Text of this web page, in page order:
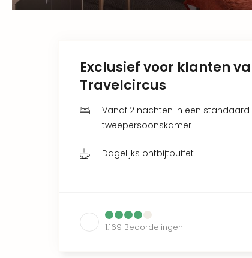
Exclusief voor klanten
Travelcircus
Vanaf 2 nachten in een standaard
tweepersoonskamer
Dagelijks ontbijtbuffet
1.169 Beoordelingen